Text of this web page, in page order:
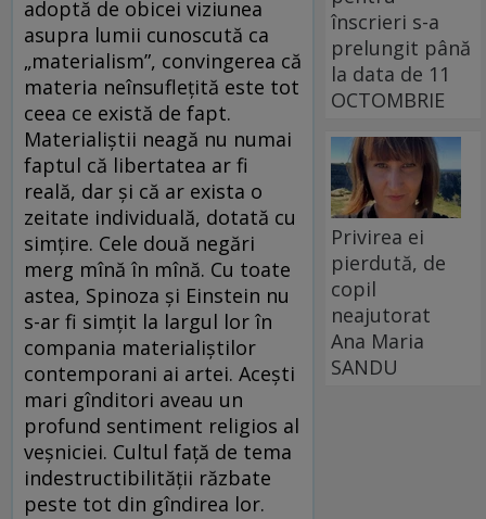
adoptă de obicei viziunea
asupra lumii cunoscută ca
„materialism”, convingerea că
materia neînsuflețită este tot
ceea ce există de fapt.
Materialiștii neagă nu numai
faptul că libertatea ar fi
reală, dar și că ar exista o
zeitate individuală, dotată cu
simțire. Cele două negări
merg mînă în mînă. Cu toate
astea, Spinoza și Einstein nu
s-ar fi simțit la largul lor în
compania materialiștilor
contemporani ai artei. Acești
mari gînditori aveau un
profund sentiment religios al
veșniciei. Cultul față de tema
indestructibilității răzbate
peste tot din gîndirea lor.
înscrieri s-a
prelungit până
la data de 11
OCTOMBRIE
Privirea ei
pierdută, de
copil
neajutorat
Ana Maria
SANDU